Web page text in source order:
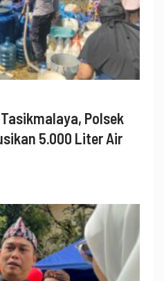
Polsek
5.000 Liter Air